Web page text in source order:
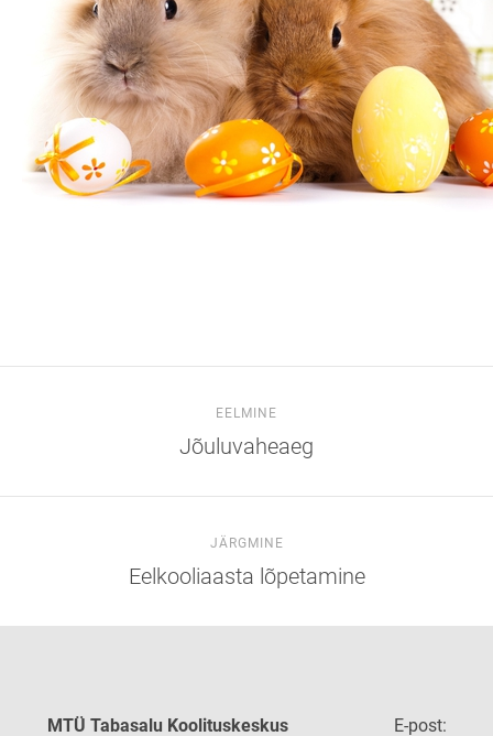
EELMINE
Jõuluvaheaeg
JÄRGMINE
Eelkooliaasta lõpetamine
MTÜ Tabasalu Koolituskeskus E-post: